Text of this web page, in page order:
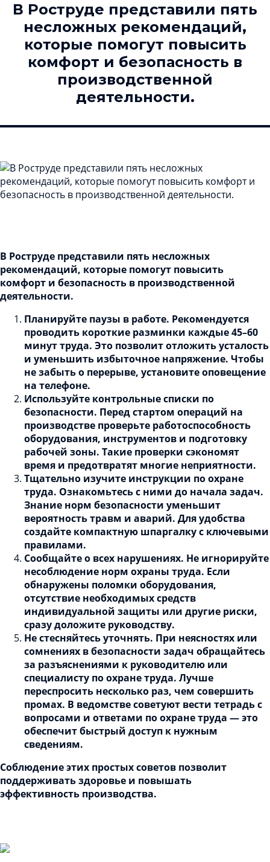
В Роструде представили пять
несложных рекомендаций,
которые помогут повысить
комфорт и безопасность в
производственной
деятельности.
В Роструде представили пять несложных
рекомендаций, которые помогут повысить
комфорт и безопасность в производственной
деятельности.
Планируйте паузы в работе. Рекомендуется
проводить короткие разминки каждые 45–60
минут труда. Это позволит отложить усталость
и уменьшить избыточное напряжение. Чтобы
не забыть о перерыве, установите оповещение
на телефоне.
Используйте контрольные списки по
безопасности. Перед стартом операций на
производстве проверьте работоспособность
оборудования, инструментов и подготовку
рабочей зоны. Такие проверки сэкономят
время и предотвратят многие неприятности.
Тщательно изучите инструкции по охране
труда. Ознакомьтесь с ними до начала задач.
Знание норм безопасности уменьшит
вероятность травм и аварий. Для удобства
создайте компактную шпаргалку с ключевыми
правилами.
Сообщайте о всех нарушениях. Не игнорируйте
несоблюдение норм охраны труда. Если
обнаружены поломки оборудования,
отсутствие необходимых средств
индивидуальной защиты или другие риски,
сразу доложите руководству.
Не стесняйтесь уточнять. При неясностях или
сомнениях в безопасности задач обращайтесь
за разъяснениями к руководителю или
специалисту по охране труда. Лучше
переспросить несколько раз, чем совершить
промах. В ведомстве советуют вести тетрадь с
вопросами и ответами по охране труда — это
обеспечит быстрый доступ к нужным
сведениям.
Соблюдение этих простых советов позволит
поддерживать здоровье и повышать
эффективность производства.